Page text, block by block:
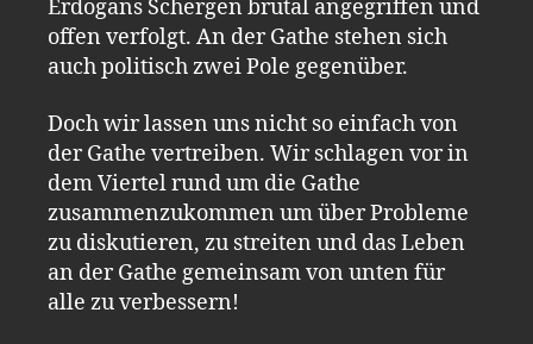
Erdogans Schergen brutal angegriffen und
offen verfolgt. An der Gathe stehen sich
auch politisch zwei Pole gegenüber.
Doch wir lassen uns nicht so einfach von
der Gathe vertreiben. Wir schlagen vor in
dem Viertel rund um die Gathe
zusammenzukommen um über Probleme
zu diskutieren, zu streiten und das Leben
an der Gathe gemeinsam von unten für
alle zu verbessern!